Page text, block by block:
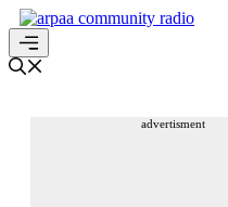
Skip
to
content
Menu
advertisment